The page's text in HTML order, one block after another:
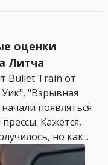
оценки
Литча
Bullet Train от
"Взрывная
появляться
Кажется,
но как...